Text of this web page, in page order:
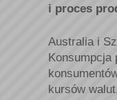
i proces
Australia i
Konsumpcja
kursów